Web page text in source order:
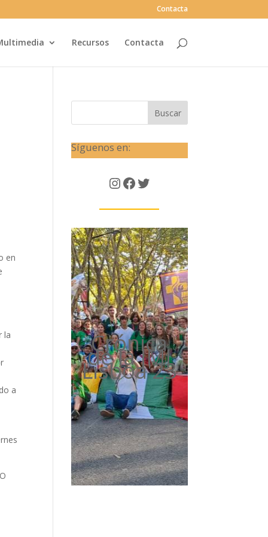
Contacta
Recursos Contacta
en
la
a
Buscar
Síguenos en:
Instagram
Facebook
Twitter
Crónica
de la JMJ
Lisboa'23